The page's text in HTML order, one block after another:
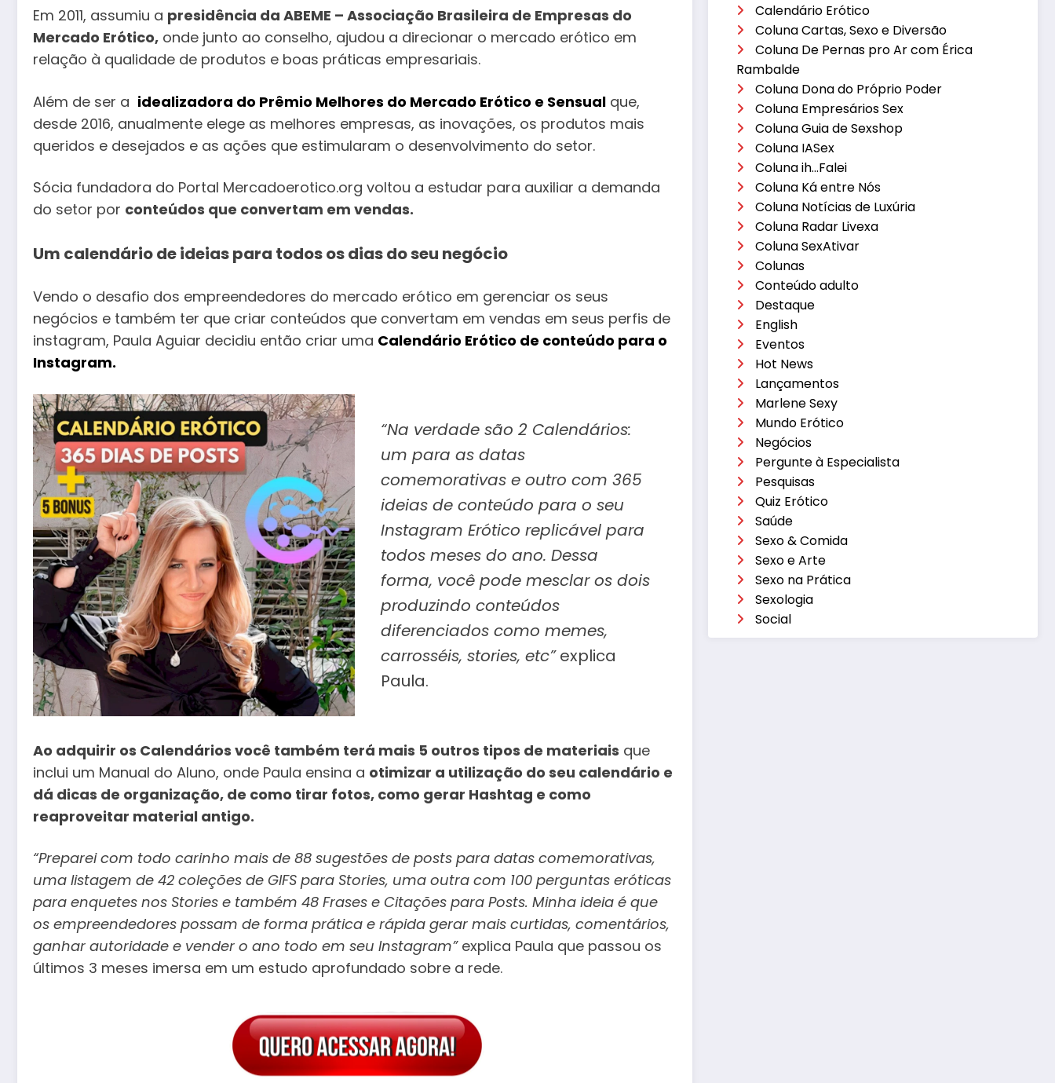
Em 2011, assumiu a presidência da ABEME – Associação Brasileira de Empresas do
Mercado Erótico, onde junto ao conselho, ajudou a direcionar o mercado erótico em
relação à qualidade de produtos e boas práticas empresariais.
Além de ser a idealizadora do Prêmio Melhores do Mercado Erótico e Sensual que,
desde 2016, anualmente elege as melhores empresas, as inovações, os produtos mais
queridos e desejados e as ações que estimularam o desenvolvimento do setor.
Sócia fundadora do Portal Mercadoerotico.org voltou a estudar para auxiliar a demanda
do setor por conteúdos que convertam em vendas.
Um calendário de ideias para todos os dias do seu negócio
Vendo o desafio dos empreendedores do mercado erótico em gerenciar os seus
negócios e também ter que criar conteúdos que convertam em vendas em seus perfis de
instagram, Paula Aguiar decidiu então criar uma Calendário Erótico de conteúdo para o
Instagram.
“Na verdade são 2 Calendários:
um para as datas
comemorativas e outro com 365
ideias de conteúdo para o seu
Instagram Erótico replicável para
todos meses do ano. Dessa
forma, você pode mesclar os dois
produzindo conteúdos
diferenciados como memes,
carrosséis, stories, etc”explica
Paula.
Ao adquirir os Calendários você também terá mais 5 outros tipos de materiais que
inclui um Manual do Aluno, onde Paula ensina a otimizar a utilização do seu calendário e
dá dicas de organização, de como tirar fotos, como gerar Hashtag e como
reaproveitar material antigo.
“Preparei com todo carinho mais de 88 sugestões de posts para datas comemorativas,
uma listagem de 42 coleções de GIFS para Stories, uma outra com 100 perguntas eróticas
para enquetes nos Stories e também 48 Frases e Citações para Posts. Minha ideia é que
os empreendedores possam de forma prática e rápida gerar mais curtidas, comentários,
ganhar autoridade e vender o ano todo em seu Instagram”explica Paula que passou os
últimos 3 meses imersa em um estudo aprofundado sobre a rede.
Calendário Erótico
Coluna Cartas, Sexo e Diversão
Coluna De Pernas pro Ar com Érica
Rambalde
Coluna Dona do Próprio Poder
Coluna Empresários Sex
Coluna Guia de Sexshop
Coluna IASex
Coluna ih…Falei
Coluna Ká entre Nós
Coluna Notícias de Luxúria
Coluna Radar Livexa
Coluna SexAtivar
Colunas
Conteúdo adulto
Destaque
English
Eventos
Hot News
Lançamentos
Marlene Sexy
Mundo Erótico
Negócios
Pergunte à Especialista
Pesquisas
Quiz Erótico
Saúde
Sexo & Comida
Sexo e Arte
Sexo na Prática
Sexologia
Social